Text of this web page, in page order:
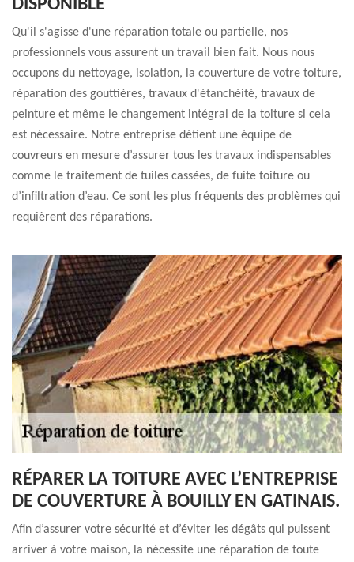
DISPONIBLE
Qu'il s'agisse d'une réparation totale ou partielle, nos
professionnels vous assurent un travail bien fait. Nous nous
occupons du nettoyage, isolation, la couverture de votre toiture,
réparation des gouttières, travaux d'étanchéité, travaux de
peinture et même le changement intégral de la toiture si cela
est nécessaire. Notre entreprise détient une équipe de
couvreurs en mesure d’assurer tous les travaux indispensables
comme le traitement de tuiles cassées, de fuite toiture ou
d’infiltration d’eau. Ce sont les plus fréquents des problèmes qui
requièrent des réparations.
RÉPARER LA TOITURE AVEC L’ENTREPRISE
DE COUVERTURE À BOUILLY EN GATINAIS.
Afin d’assurer votre sécurité et d’éviter les dégâts qui puissent
arriver à votre maison, la nécessite une réparation de toute